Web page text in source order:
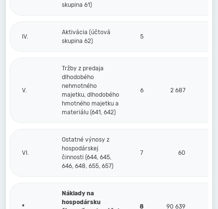
skupina 61)
IV.
Aktivácia (účtová
skupina 62)
5
V.
Tržby z predaja
dlhodobého
nehmotného
majetku, dlhodobého
hmotného majetku a
materiálu (641, 642)
6 2 687
VI.
Ostatné výnosy z
hospodárskej
činnosti (644, 645,
646, 648, 655, 657)
7 60
*
Náklady na
hospodársku
8 90 639